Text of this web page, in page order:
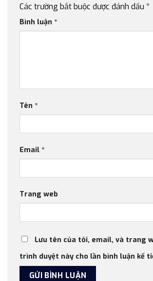
Các trường bắt buộc được đánh dấu *
Bình luận *
Tên *
Email *
Trang web
Lưu tên của tôi, email, và trang
trình duyệt này cho lần bình luận kế